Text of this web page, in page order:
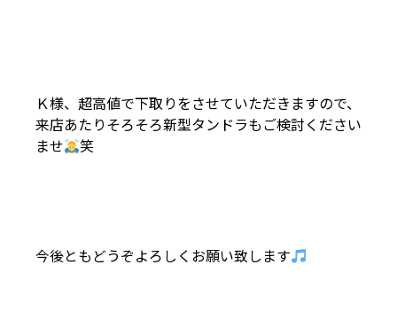
Ｋ様、超高値で下取りをさせていただきますので、
来店あたりそろそろ新型タンドラもご検討ください
ませ
笑
今後ともどうぞよろしくお願い致します